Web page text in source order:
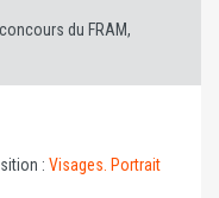
du FRAM,
: Visages. Portrait